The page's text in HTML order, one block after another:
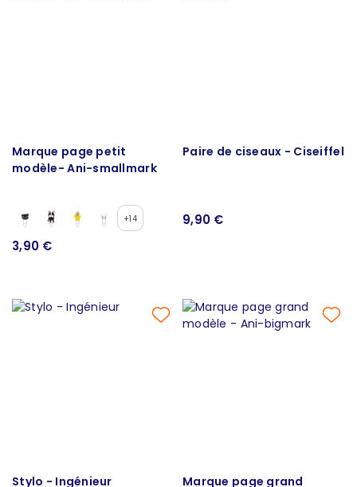
Marque page petit
modèle- Ani-smallmark
+14
3,90 €
Paire de ciseaux - Ciseiffel
9,90 €
Stylo - Ingénieur Marque page grand